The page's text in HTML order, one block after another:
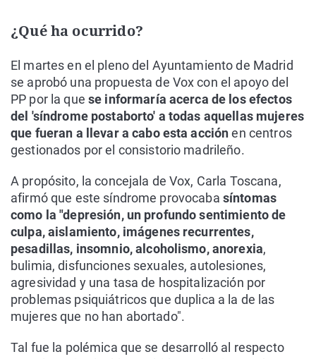
¿Qué ha ocurrido?
El martes en el pleno del Ayuntamiento de Madrid
se aprobó una propuesta de Vox con el apoyo del
PP por la que se informaría acerca de los efectos
del 'síndrome postaborto' a todas aquellas mujeres
que fueran a llevar a cabo esta acciónen centros
gestionados por el consistorio madrileño.
A propósito, la concejala de Vox, Carla Toscana,
afirmó que este síndrome provocaba síntomas
como la "depresión, un profundo sentimiento de
culpa, aislamiento, imágenes recurrentes,
pesadillas, insomnio, alcoholismo, anorexia,
bulimia, disfunciones sexuales, autolesiones,
agresividad y una tasa de hospitalización por
problemas psiquiátricos que duplica a la de las
mujeres que no han abortado".
Tal fue la polémica que se desarrolló al respecto